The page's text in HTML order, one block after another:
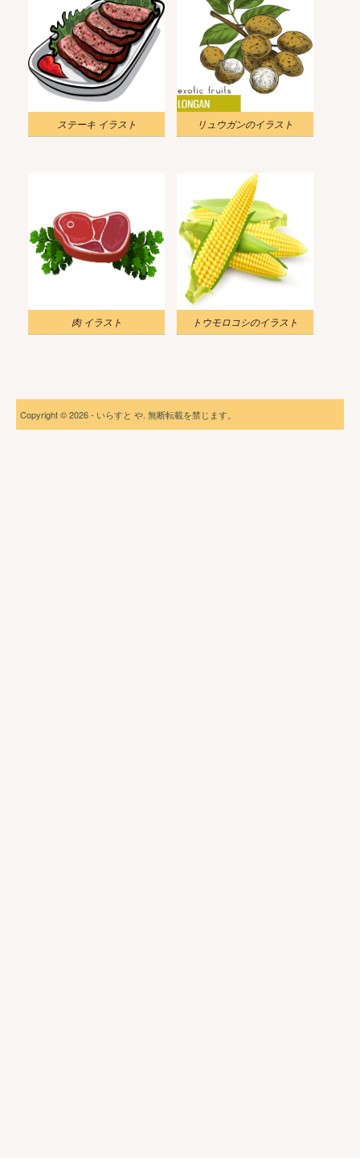
ステーキ イラスト リュウガンのイラスト
肉 イラスト トウモロコシのイラスト
Copyright © 2026 - いらすと や. 無断転載を禁じます。